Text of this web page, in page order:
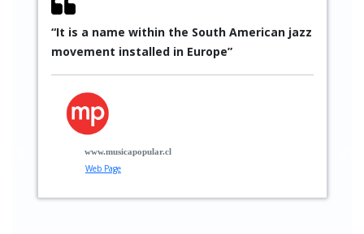
“It is a name within the South American jazz
movement installed in Europe”
www.musicapopular.cl
Web Page